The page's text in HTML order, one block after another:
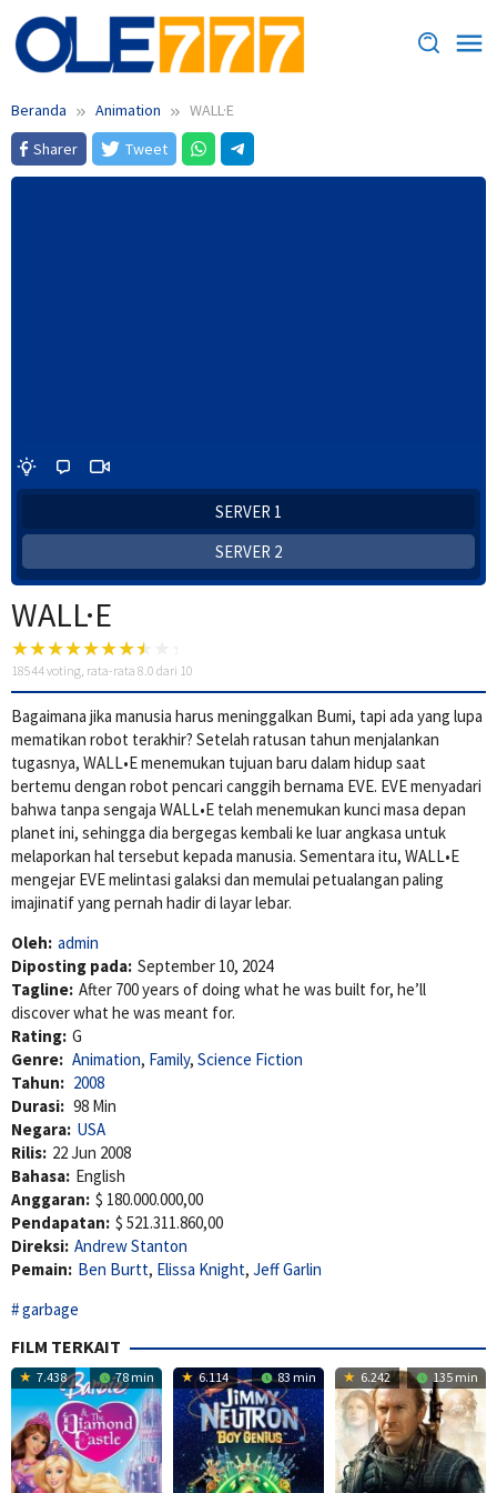
Loncat
ke
konten
Beranda Animation
WALL·E
Sharer
Tweet
SERVER 1
SERVER 2
WALL·E
18544voting, rata-rata 8.0 dari 10
Bagaimana jika manusia harus meninggalkan Bumi, tapi ada yang lupa
mematikan robot terakhir? Setelah ratusan tahun menjalankan
tugasnya, WALL•E menemukan tujuan baru dalam hidup saat
bertemu dengan robot pencari canggih bernama EVE. EVE menyadari
bahwa tanpa sengaja WALL•E telah menemukan kunci masa depan
planet ini, sehingga dia bergegas kembali ke luar angkasa untuk
melaporkan hal tersebut kepada manusia. Sementara itu, WALL•E
mengejar EVE melintasi galaksi dan memulai petualangan paling
imajinatif yang pernah hadir di layar lebar.
Oleh: admin
Diposting pada: September 10, 2024
Tagline: After 700 years of doing what he was built for, he’ll
discover what he was meant for.
Rating: G
Genre: Animation, Family, Science Fiction
Tahun: 2008
Durasi: 98 Min
Negara: USA
Rilis: 22 Jun 2008
Bahasa: English
Anggaran: $ 180.000.000,00
Pendapatan: $ 521.311.860,00
Direksi: Andrew Stanton
Pemain: Ben Burtt, Elissa Knight, Jeff Garlin
garbage
FILM TERKAIT
7.438 78 min 6.114 83 min 6.242 135 min